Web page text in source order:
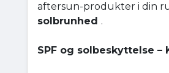
aftersun-produkter i din
solbrunhed .
SPF og solbeskyttelse